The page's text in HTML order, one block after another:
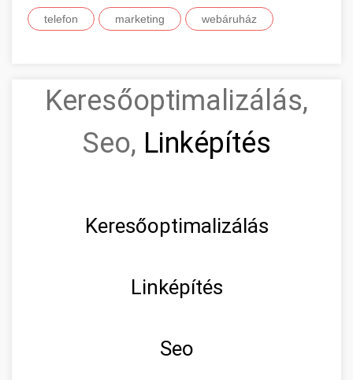
telefon marketing webáruház
Keresőoptimalizálás,
Seo, Linképítés
Keresőoptimalizálás
Linképítés
Seo